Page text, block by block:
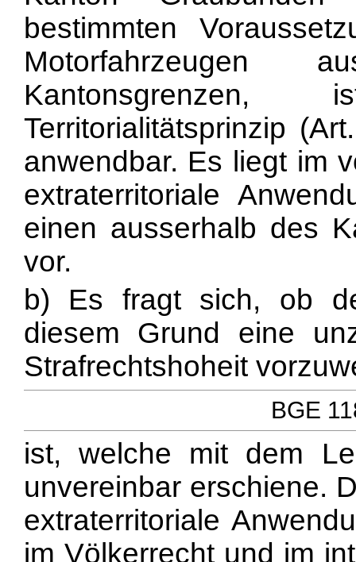
bestimmten
Motorfahrzeugen
Territorialitätsprinzip
anwendbar. Es liegt im
extraterritoriale
einen ausserhalb des
vor.
b) Es fragt sich, ob
diesem Grund eine
Strafrechtshoheit
BGE
ist, welche mit dem
unvereinbar erschiene.
extraterritoriale
im Völkerrecht und im